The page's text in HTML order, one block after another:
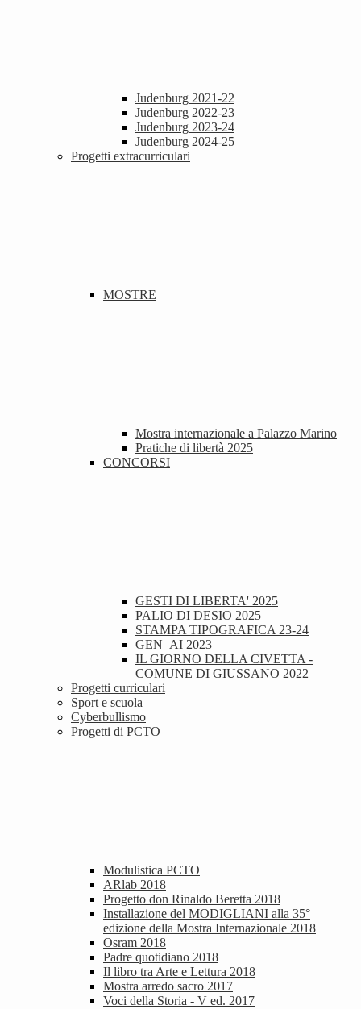
Judenburg 2021-22
Judenburg 2022-23
Judenburg 2023-24
Judenburg 2024-25
Progetti extracurriculari
MOSTRE
Mostra internazionale a Palazzo Marino
Pratiche di libertà 2025
CONCORSI
GESTI DI LIBERTA' 2025
PALIO DI DESIO 2025
STAMPA TIPOGRAFICA 23-24
GEN_AI 2023
IL GIORNO DELLA CIVETTA -
COMUNE DI GIUSSANO 2022
Progetti curriculari
Sport e scuola
Cyberbullismo
Progetti di PCTO
Modulistica PCTO
ARlab 2018
Progetto don Rinaldo Beretta 2018
Installazione del MODIGLIANI alla 35°
edizione della Mostra Internazionale 2018
Osram 2018
Padre quotidiano 2018
Il libro tra Arte e Lettura 2018
Mostra arredo sacro 2017
Voci della Storia - V ed. 2017